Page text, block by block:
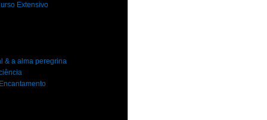
Extensivo
& a alma peregrina